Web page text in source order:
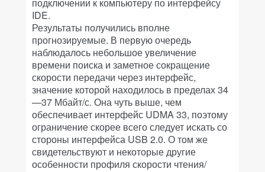
IDE.
Результаты получились вполне
прогнозируемые. В первую очередь
наблюдалось небольшое увеличение
времени поиска и заметное сокращение
скорости передачи через интерфейс,
значение которой находилось в пределах 34
—37 Мбайт/с. Она чуть выше, чем
обеспечивает интерфейс UDMA 33, поэтому
ограничение скорее всего следует искать со
стороны интерфейса USB 2.0. О том же
свидетельствуют и некоторые другие
особенности профиля скорости чтения/